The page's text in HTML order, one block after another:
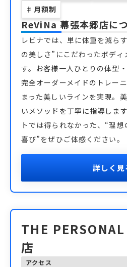
♯ 月額制
ReViNa 幕張本郷店に
レビナでは、単に体重を減ら
の美しさ”にこだわったボディ
す。お客様一人ひとりの体型
完全オーダーメイドのトレー
まった美しいラインを実現。
いメソッドを丁寧に指導しま
トでは得られなかった、“理
喜び”をぜひご体感ください。
詳しく見
THE
店
アクセス